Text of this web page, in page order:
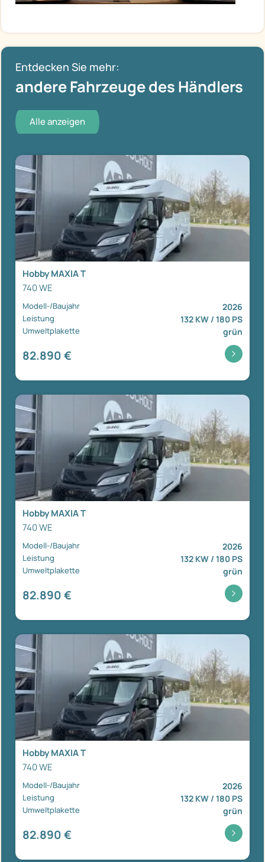
Entdecken Sie mehr:
andere Fahrzeuge des Händlers
Alle anzeigen
Hobby MAXIA T
740 WE
Modell-/Baujahr 2026
Leistung 132 KW / 180 PS
Umweltplakette grün
82.890 €
Hobby MAXIA T
740 WE
Modell-/Baujahr 2026
Leistung 132 KW / 180 PS
Umweltplakette grün
82.890 €
Hobby MAXIA T
740 WE
Modell-/Baujahr 2026
Leistung 132 KW / 180 PS
Umweltplakette grün
82.890 €